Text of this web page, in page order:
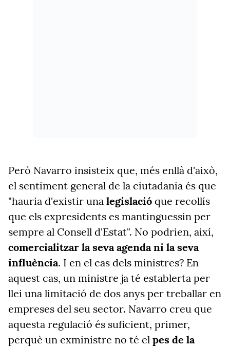
Però Navarro insisteix que, més enllà d'això,
el sentiment general de la ciutadania és que
"hauria d'existir una legislació que recollís
que els expresidents es mantinguessin per
sempre al Consell d'Estat". No podrien, així,
comercialitzar la seva agenda ni la seva
influència. I en el cas dels ministres? En
aquest cas, un ministre ja té establerta per
llei una limitació de dos anys per treballar en
empreses del seu sector. Navarro creu que
aquesta regulació és suficient, primer,
perquè un exministre no té el pes de la